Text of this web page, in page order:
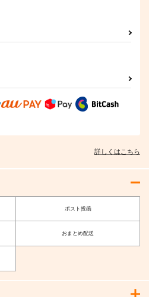
詳しくはこちら
ポスト投函
おまとめ配送